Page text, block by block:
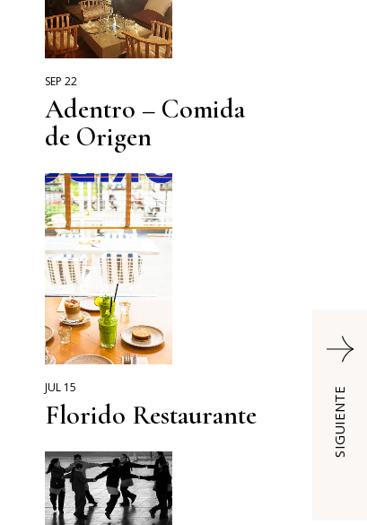
SEP 22
Adentro – Comida
de Origen
JUL 15
Florido Restaurante SIGUIENTE